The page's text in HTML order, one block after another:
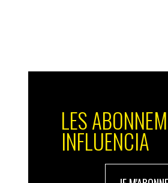
de nouvelles
stratégie aires
détermination à
TG : Comment les
doivent
LES
INFLUENCIA